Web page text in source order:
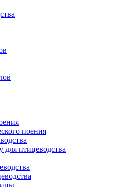
поения
птицеводства